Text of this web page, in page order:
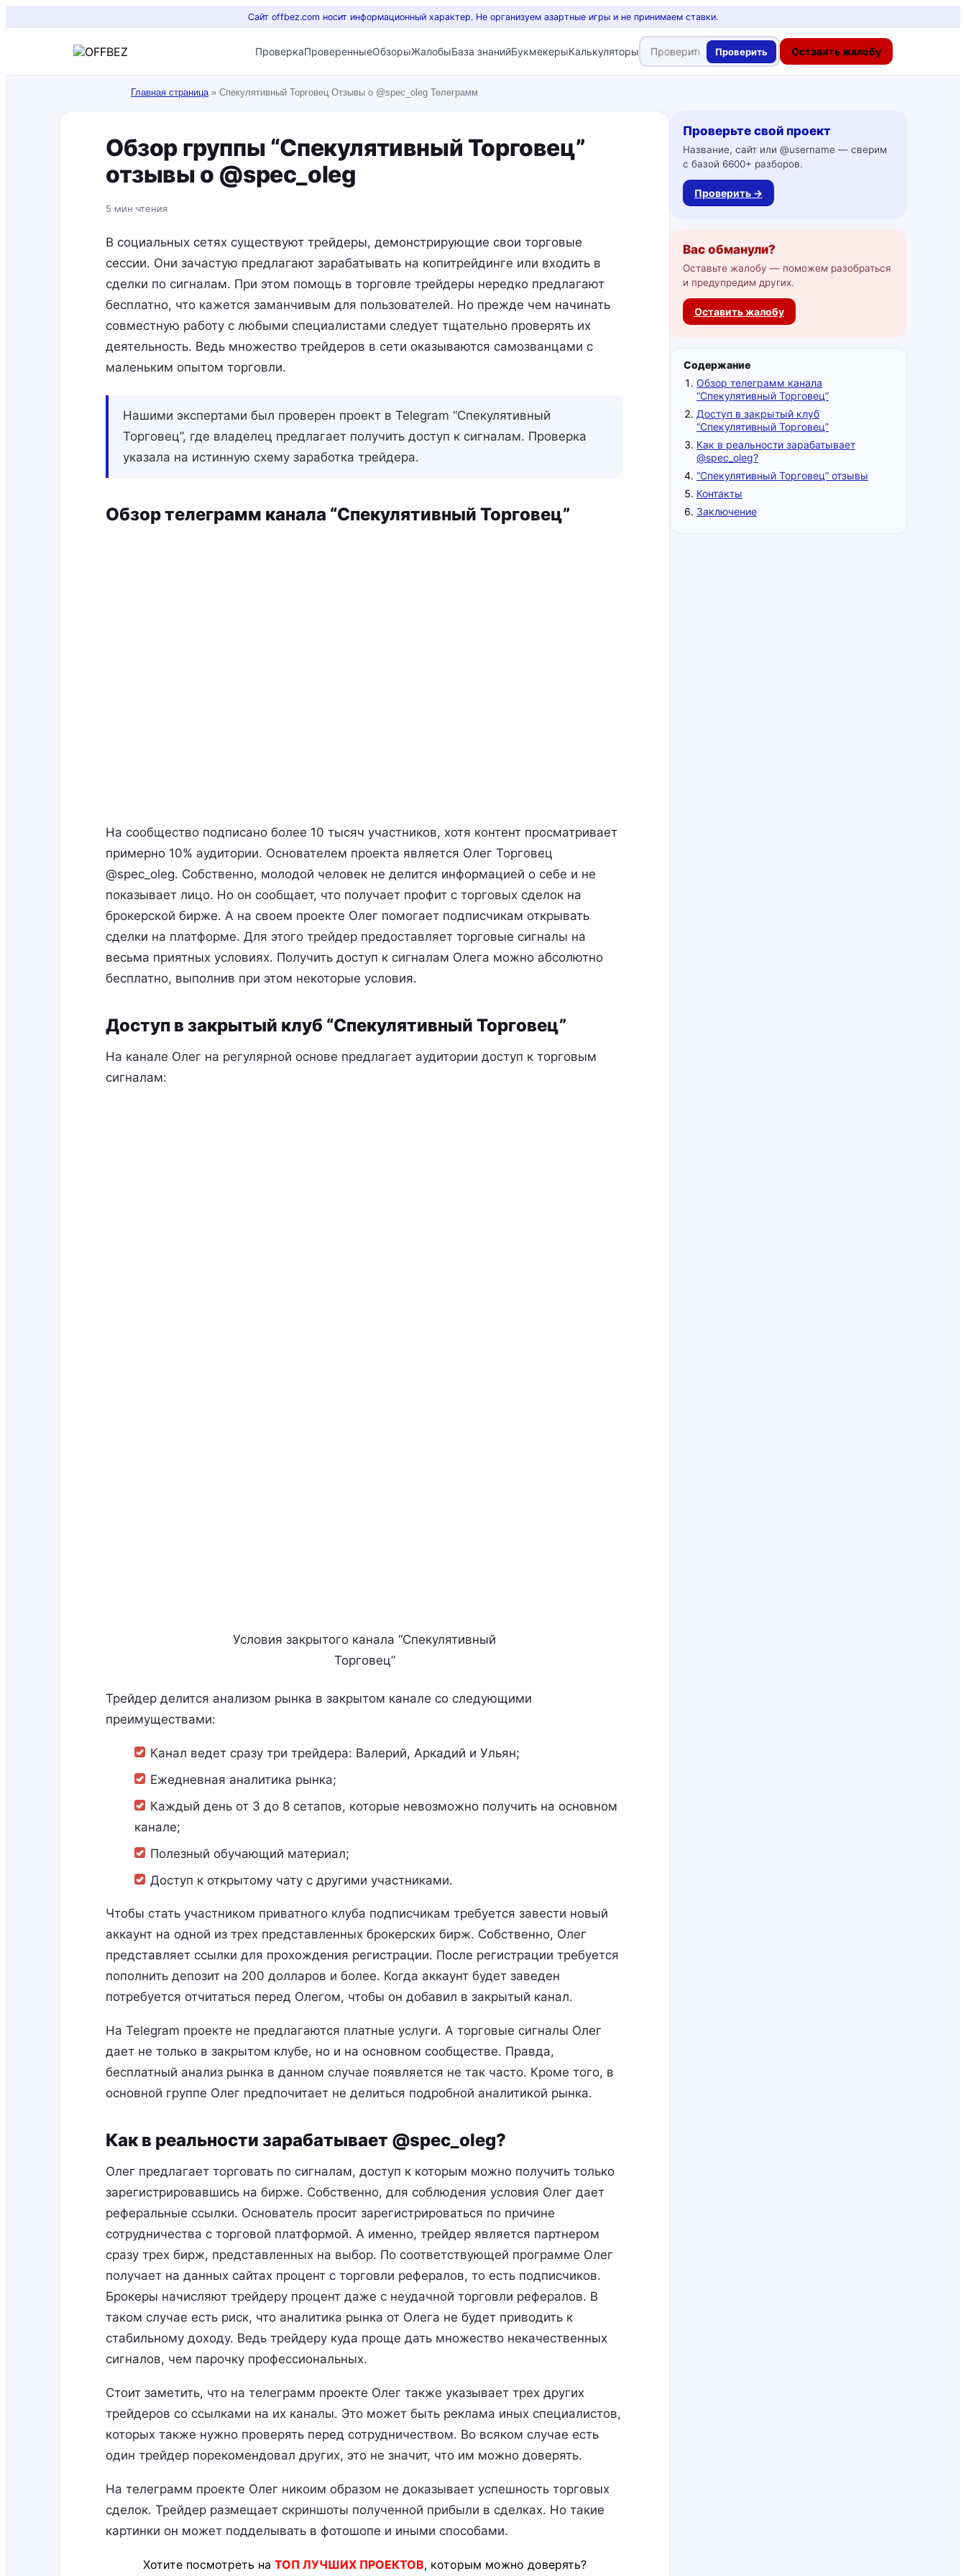
Сайт offbez.com носит информационный характер. Не организуем азартные игры и не принимаем ставки.
ПроверкаПроверенныеОбзорыЖалобыБаза знанийБукмекерыКалькуляторы Проверить Оставить жалобу
Главная страница» Спекулятивный Торговец Отзывы о @spec_oleg Телеграмм
Обзор группы “Спекулятивный Торговец”
отзывы о @spec_oleg
5 мин чтения
В социальных сетях существуют трейдеры, демонстрирующие свои торговые
сессии. Они зачастую предлагают зарабатывать на копитрейдинге или входить в
сделки по сигналам. При этом помощь в торговле трейдеры нередко предлагают
бесплатно, что кажется заманчивым для пользователей. Но прежде чем начинать
совместную работу с любыми специалистами следует тщательно проверять их
деятельность. Ведь множество трейдеров в сети оказываются самозванцами с
маленьким опытом торговли.
Нашими экспертами был проверен проект в Telegram “Спекулятивный
Торговец”, где владелец предлагает получить доступ к сигналам. Проверка
указала на истинную схему заработка трейдера.
Обзор телеграмм канала “Спекулятивный Торговец”
На сообщество подписано более 10 тысяч участников, хотя контент просматривает
примерно 10% аудитории. Основателем проекта является Олег Торговец
@spec_oleg. Собственно, молодой человек не делится информацией о себе и не
показывает лицо. Но он сообщает, что получает профит с торговых сделок на
брокерской бирже. А на своем проекте Олег помогает подписчикам открывать
сделки на платформе. Для этого трейдер предоставляет торговые сигналы на
весьма приятных условиях. Получить доступ к сигналам Олега можно абсолютно
бесплатно, выполнив при этом некоторые условия.
Доступ в закрытый клуб “Спекулятивный Торговец”
На канале Олег на регулярной основе предлагает аудитории доступ к торговым
сигналам:
Условия закрытого канала “Спекулятивный
Торговец”
Трейдер делится анализом рынка в закрытом канале со следующими
преимуществами:
Канал ведет сразу три трейдера: Валерий, Аркадий и Ульян;
Ежедневная аналитика рынка;
Каждый день от 3 до 8 сетапов, которые невозможно получить на основном
канале;
Полезный обучающий материал;
Доступ к открытому чату с другими участниками.
Чтобы стать участником приватного клуба подписчикам требуется завести новый
аккаунт на одной из трех представленных брокерских бирж. Собственно, Олег
представляет ссылки для прохождения регистрации. После регистрации требуется
пополнить депозит на 200 долларов и более. Когда аккаунт будет заведен
потребуется отчитаться перед Олегом, чтобы он добавил в закрытый канал.
На Telegram проекте не предлагаются платные услуги. А торговые сигналы Олег
дает не только в закрытом клубе, но и на основном сообществе. Правда,
бесплатный анализ рынка в данном случае появляется не так часто. Кроме того, в
основной группе Олег предпочитает не делиться подробной аналитикой рынка.
Как в реальности зарабатывает @spec_oleg?
Олег предлагает торговать по сигналам, доступ к которым можно получить только
зарегистрировавшись на бирже. Собственно, для соблюдения условия Олег дает
реферальные ссылки. Основатель просит зарегистрироваться по причине
сотрудничества с торговой платформой. А именно, трейдер является партнером
сразу трех бирж, представленных на выбор. По соответствующей программе Олег
получает на данных сайтах процент с торговли рефералов, то есть подписчиков.
Брокеры начисляют трейдеру процент даже с неудачной торговли рефералов. В
таком случае есть риск, что аналитика рынка от Олега не будет приводить к
стабильному доходу. Ведь трейдеру куда проще дать множество некачественных
сигналов, чем парочку профессиональных.
Стоит заметить, что на телеграмм проекте Олег также указывает трех других
трейдеров со ссылками на их каналы. Это может быть реклама иных специалистов,
которых также нужно проверять перед сотрудничеством. Во всяком случае есть
один трейдер порекомендовал других, это не значит, что им можно доверять.
На телеграмм проекте Олег никоим образом не доказывает успешность торговых
сделок. Трейдер размещает скриншоты полученной прибыли в сделках. Но такие
картинки он может подделывать в фотошопе и иными способами.
Хотите посмотреть на ТОП ЛУЧШИХ ПРОЕКТОВ, которым можно доверять?
Проверьте свой проект
Название, сайт или @username — сверим
с базой 6600+ разборов.
Проверить →
Вас обманули?
Оставьте жалобу — поможем разобраться
и предупредим других.
Оставить жалобу
Содержание
Обзор телеграмм канала
“Спекулятивный Торговец”
Доступ в закрытый клуб
“Спекулятивный Торговец”
Как в реальности зарабатывает
@spec_oleg?
“Спекулятивный Торговец” отзывы
Контакты
Заключение